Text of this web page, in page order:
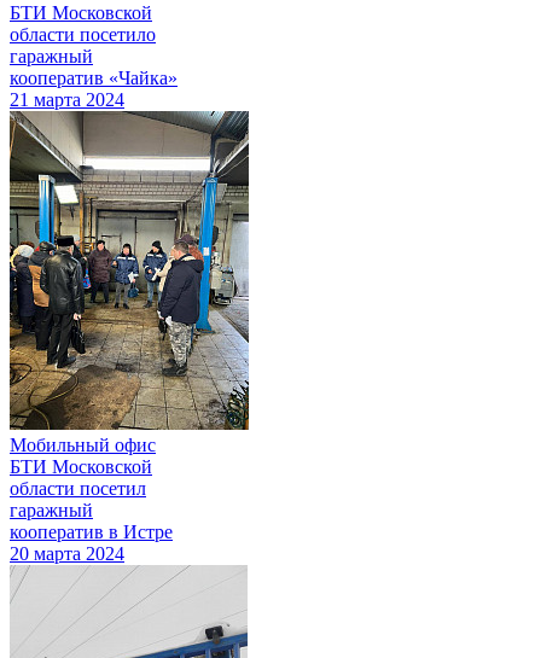
БТИ Московской
области посетило
гаражный
кооператив «Чайка»
21 марта 2024
Мобильный офис
БТИ Московской
области посетил
гаражный
кооператив в Истре
20 марта 2024